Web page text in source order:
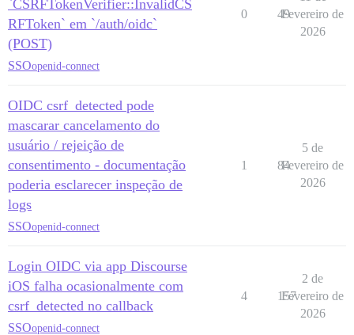
`CSRFTokenVerifier::InvalidCS
RFToken` em `/auth/oidc`
(POST)
SSOopenid-connect
0 49
Fevereiro de
2026
OIDC csrf_detected pode
mascarar cancelamento do
usuário / rejeição de
consentimento - documentação
poderia esclarecer inspeção de
logs
SSOopenid-connect
1 84
5 de
Fevereiro de
2026
Login OIDC via app Discourse
iOS falha ocasionalmente com
csrf_detected no callback
SSOopenid-connect
4 157
2 de
Fevereiro de
2026